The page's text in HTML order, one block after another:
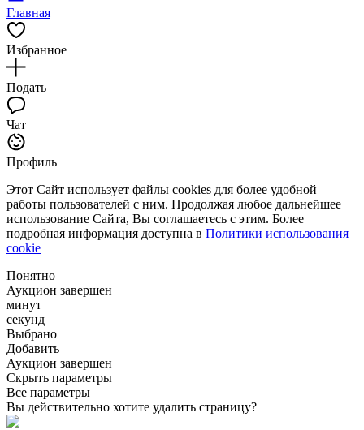
Главная
Избранное
Подать
Чат
Профиль
Этот Сайт использует файлы cookies для более удобной
работы пользователей с ним. Продолжая любое дальнейшее
использование Сайта, Вы соглашаетесь с этим. Более
подробная информация доступна в Политики использования
cookie
Понятно
Аукцион завершен
минут
секунд
Выбрано
Добавить
Аукцион завершен
Скрыть параметры
Все параметры
Вы действительно хотите удалить страницу?